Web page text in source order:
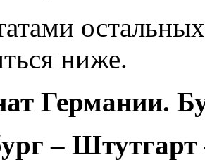
ниже.
Германии.
– Штутгарт